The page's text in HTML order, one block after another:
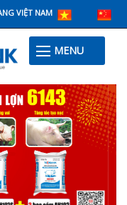
VIỆT NAM
MENU